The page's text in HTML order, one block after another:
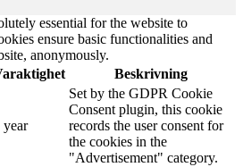
essential for the website to
ensure basic functionalities and
anonymously.
Beskrivning
year
Set by the GDPR Cookie
Consent plugin, this cookie
records the user consent for
the cookies in the
"Advertisement" category.